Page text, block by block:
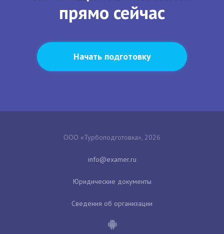
прямо сейчас
Начать подготовку
ООО «Турбоподготовка», 2026
Юридические документы
Сведения об организации